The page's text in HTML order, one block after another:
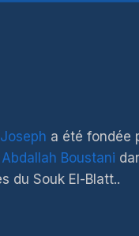
a été fondée
Boustani
du Souk El-Blatt..